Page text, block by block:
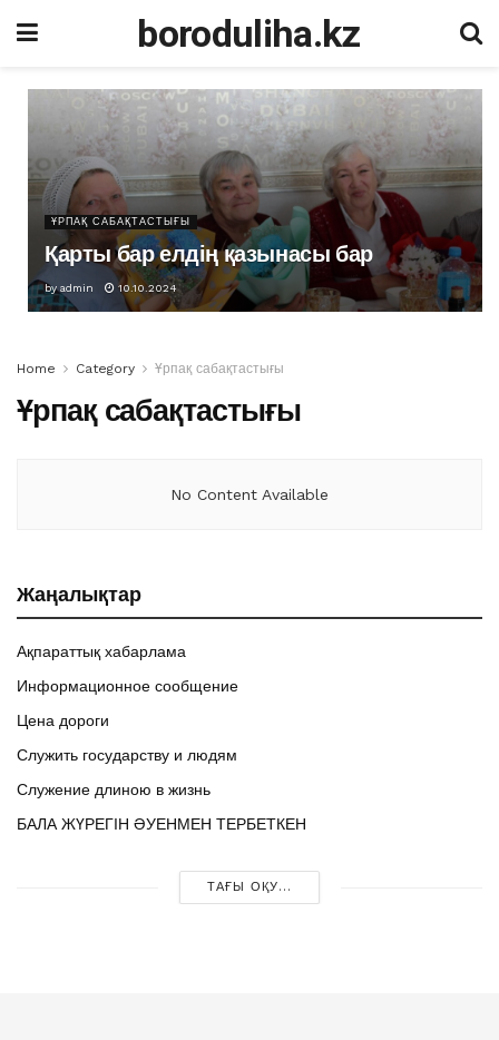
boroduliha.kz
ҰРПАҚ САБАҚТАСТЫҒЫ
Қарты бар елдің қазынасы бар
by admin 10.10.2024
Home Category Ұрпақ сабақтастығы
Ұрпақ сабақтастығы
No Content Available
Жаңалықтар
Ақпараттық хабарлама
Информационное сообщение
Цена дороги
Служить государству и людям
Служение длиною в жизнь
БАЛА ЖҮРЕГІН ӘУЕНМЕН ТЕРБЕТКЕН
ТАҒЫ ОҚУ...